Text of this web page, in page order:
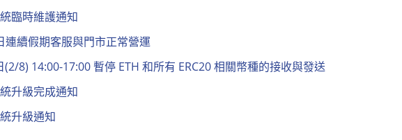
臨時維護通知
續假期客服與門市正常營運
8) 14:00-17:00 暫停 ETH 和所有 ERC20 相關幣種的接收與發送
升級完成通知
升級通知